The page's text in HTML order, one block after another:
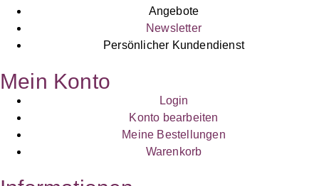
Angebote
Newsletter
Persönlicher Kundendienst
Mein Konto
Login
Konto bearbeiten
Meine Bestellungen
Warenkorb